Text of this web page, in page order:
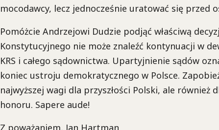
mocodawcy, lecz jednocześnie uratować się przed
Pomóżcie Andrzejowi Dudzie podjąć właściwą
Konstytucyjnego nie może znaleźć kontynuacji w
KRS i całego sądownictwa. Upartyjnienie sądów
koniec ustroju demokratycznego w Polsce.
najwyższej wagi dla przyszłości Polski, ale również
honoru. Sapere aude!
Z poważaniem, Jan Hartman